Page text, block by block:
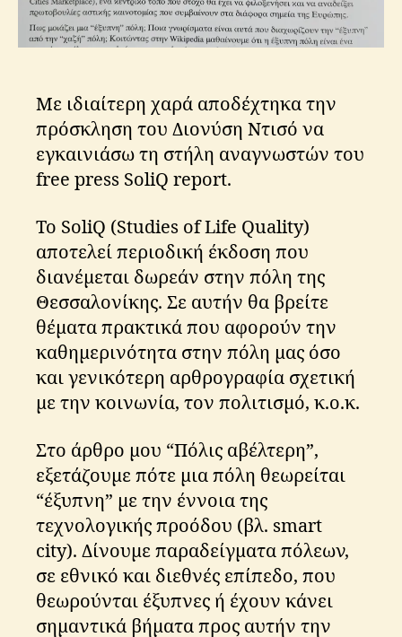
Με ιδιαίτερη χαρά αποδέχτηκα την
πρόσκληση του Διονύση Ντισό να
εγκαινιάσω τη στήλη αναγνωστών του
free press SoliQ report.
Το SoliQ (Studies of Life Quality)
αποτελεί περιοδική έκδοση που
διανέμεται δωρεάν στην πόλη της
Θεσσαλονίκης. Σε αυτήν θα βρείτε
θέματα πρακτικά που αφορούν την
καθημερινότητα στην πόλη μας όσο
και γενικότερη αρθρογραφία σχετική
με την κοινωνία, τον πολιτισμό, κ.ο.κ.
Στο άρθρο μου “Πόλις αβέλτερη”,
εξετάζουμε πότε μια πόλη θεωρείται
“έξυπνη” με την έννοια της
τεχνολογικής προόδου (βλ. smart
city). Δίνουμε παραδείγματα πόλεων,
σε εθνικό και διεθνές επίπεδο, που
θεωρούνται έξυπνες ή έχουν κάνει
σημαντικά βήματα προς αυτήν την